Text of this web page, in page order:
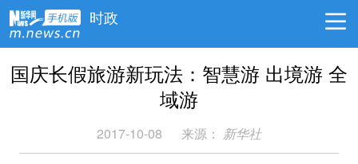
时政
国庆长假旅游新玩法：智慧游 出境游 全
域游
2017-10-08 来源： 新华社